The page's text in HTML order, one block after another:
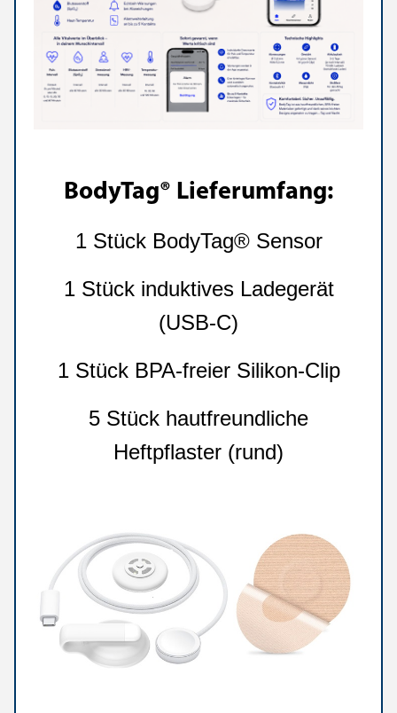
BodyTag® Lieferumfang:
1 Stück BodyTag® Sensor
1 Stück induktives Ladegerät
(USB-C)
1 Stück BPA-freier Silikon-Clip
5 Stück hautfreundliche
Heftpflaster (rund)